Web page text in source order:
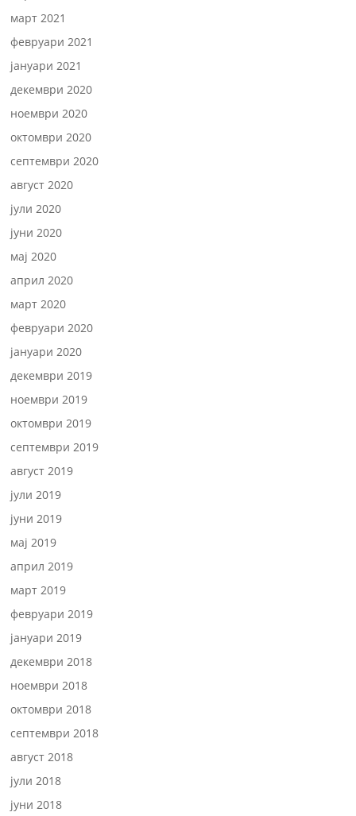
март 2021
февруари 2021
јануари 2021
декември 2020
ноември 2020
октомври 2020
септември 2020
август 2020
јули 2020
јуни 2020
мај 2020
април 2020
март 2020
февруари 2020
јануари 2020
декември 2019
ноември 2019
октомври 2019
септември 2019
август 2019
јули 2019
јуни 2019
мај 2019
април 2019
март 2019
февруари 2019
јануари 2019
декември 2018
ноември 2018
октомври 2018
септември 2018
август 2018
јули 2018
јуни 2018